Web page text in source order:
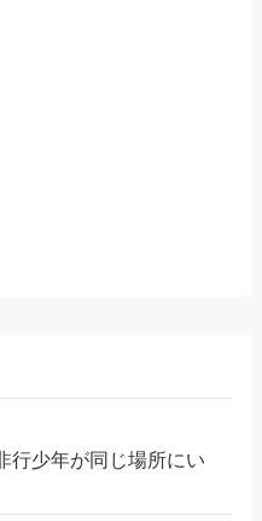
行少年が同じ場所にい